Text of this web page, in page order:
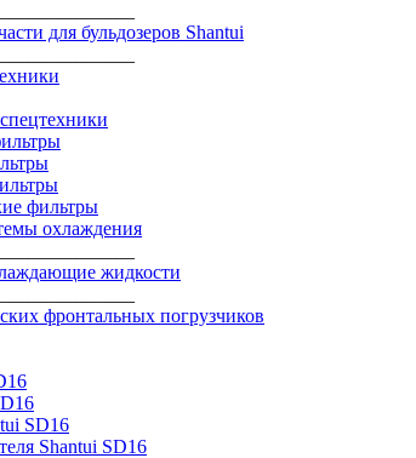
для бульдозеров Shantui
фильтры
охлаждения
жидкости
фронтальных погрузчиков
SD16
Shantui SD16